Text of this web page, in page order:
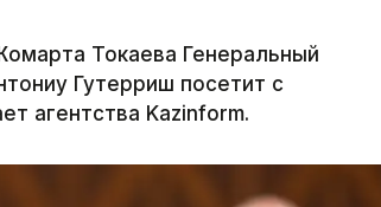
Токаева Генеральный
Гутерриш посетит с
агентства Kazinform.